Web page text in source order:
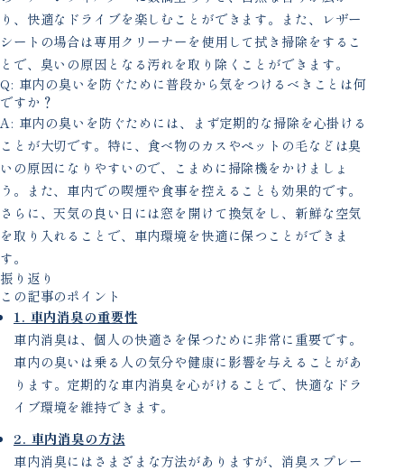
り、快適なドライブを楽しむことができます。また、レザー
シートの場合は専用クリーナーを使用して拭き掃除をするこ
とで、臭いの原因となる汚れを取り除くことができます。
Q: 車内の臭いを防ぐために普段から気をつけるべきことは何
ですか？
A: 車内の臭いを防ぐためには、まず定期的な掃除を心掛ける
ことが大切です。特に、食べ物のカスやペットの毛などは臭
いの原因になりやすいので、こまめに掃除機をかけましょ
う。また、車内での喫煙や食事を控えることも効果的です。
さらに、天気の良い日には窓を開けて換気をし、新鮮な空気
を取り入れることで、車内環境を快適に保つことができま
す。
振り返り
この記事のポイント
1. 車内消臭の重要性
車内消臭は、個人の快適さを保つために非常に重要です。
車内の臭いは乗る人の気分や健康に影響を与えることがあ
ります。定期的な車内消臭を心がけることで、快適なドラ
イブ環境を維持できます。
2. 車内消臭の方法
車内消臭にはさまざまな方法がありますが、消臭スプレー